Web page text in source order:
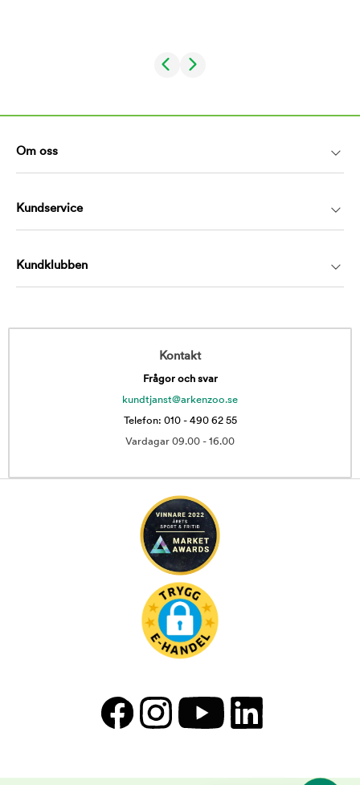
Om oss
Kundservice
Kundklubben
Kontakt
Frågor och svar
kundtjanst@arkenzoo.se
Telefon: 010 - 490 62 55
Vardagar 09.00 - 16.00